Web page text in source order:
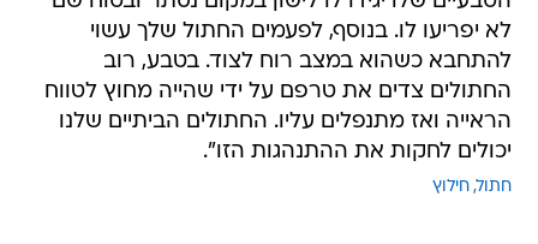
לא יפריעו לו. בנוסף, לפעמים החתול שלך עשוי
להתחבא כשהוא במצב רוח לצוד. בטבע, רוב
החתולים צדים את טרפם על ידי שהייה מחוץ לטווח
הראייה ואז מתנפלים עליו. החתולים הביתיים שלנו
יכולים לחקות את ההתנהגות הזו".
חתול חילוץ